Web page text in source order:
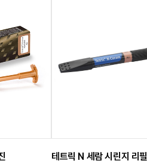
테트릭 N 세람 시린지 리필